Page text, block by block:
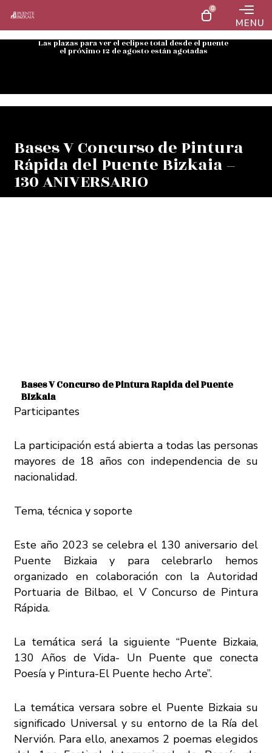
0
MENU
Las plazas para ver el eclipse total desde el puente
el próximo 12 de agosto están agotadas
Bases V Concurso de Pintura
Rápida del Puente Bizkaia –
130 ANIVERSARIO
Bases V Concurso de Pintura Rapida del Puente
BIzkaia
Participantes
La participación está abierta a todas las personas
mayores de 18 años con independencia de su
nacionalidad.
Tema, técnica y soporte
Este año 2023 se celebra el 130 aniversario del
Puente Bizkaia y para celebrarlo hemos
organizado en colaboración con la Autoridad
Portuaria de Bilbao, el V Concurso de Pintura
Rápida.
La temática será la siguiente “Puente Bizkaia,
130 Años de Vida- Un Puente que conecta
Poesía y Pintura-El Puente hecho Arte”.
La temática versara sobre el Puente Bizkaia su
significado Universal y su entorno de la Ría del
Nervión. Para ello, anexamos 2 poemas elegidos